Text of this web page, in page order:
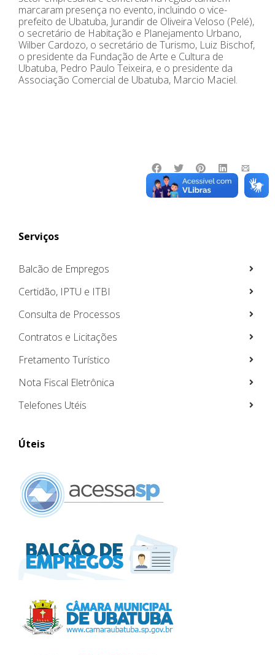
marcaram presença no evento, incluindo o vice-
prefeito de Ubatuba, Jurandir de Oliveira Veloso (Pelé),
o secretário de Habitação e Planejamento Urbano,
Wilber Cardozo, o secretário de Turismo, Luiz Bischof,
o presidente da Fundação de Arte e Cultura de
Ubatuba, Pedro Paulo Teixeira, e o presidente da
Associação Comercial de Ubatuba, Marcio Maciel.
Serviços
Balcão de Empregos
Certidão, IPTU e ITBI
Consulta de Processos
Contratos e Licitações
Fretamento Turístico
Nota Fiscal Eletrônica
Telefones Utéis
Úteis